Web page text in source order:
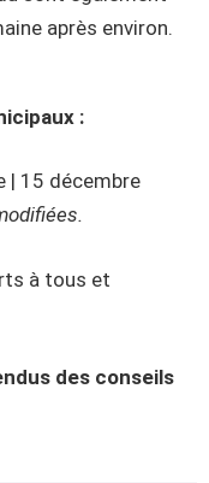
après environ.
:
| 15 décembre
à tous et
des conseils